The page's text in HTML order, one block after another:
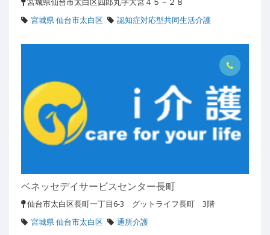
宮城県 仙台市太白区
認知症対応型共同生活介護
ベネッセデイサービスセンター長町
仙台市太白区長町一丁目6-3 グットライフ長町 3階
宮城県 仙台市太白区
通所介護